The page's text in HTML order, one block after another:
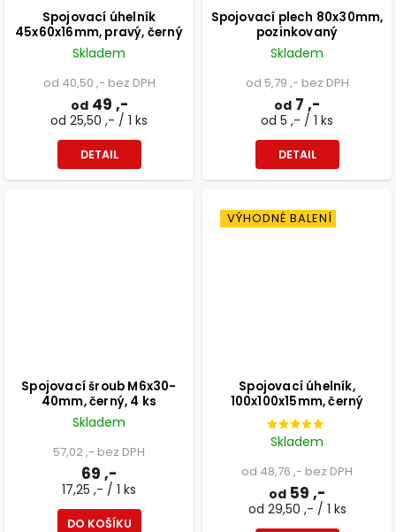
Spojovací úhelník
45x60x16mm, pravý, černý
Skladem
od 40,50 ,- bez DPH
od49 ,-
od 25,50 ,- / 1 ks
DETAIL
Spojovací plech 80x30mm,
pozinkovaný
Skladem
od 5,79 ,- bez DPH
od 7 ,-
od 5 ,- / 1 ks
DETAIL
Spojovací šroub M6x30-
40mm, černý, 4 ks
Skladem
57,02 ,- bez DPH
69 ,-
17,25 ,- / 1 ks
DO KOŠÍKU
VÝHODNÉ BALENÍ
Spojovací úhelník,
100x100x15mm, černý
Skladem
od 48,76 ,- bez DPH
od 59 ,-
od 29,50 ,- / 1 ks